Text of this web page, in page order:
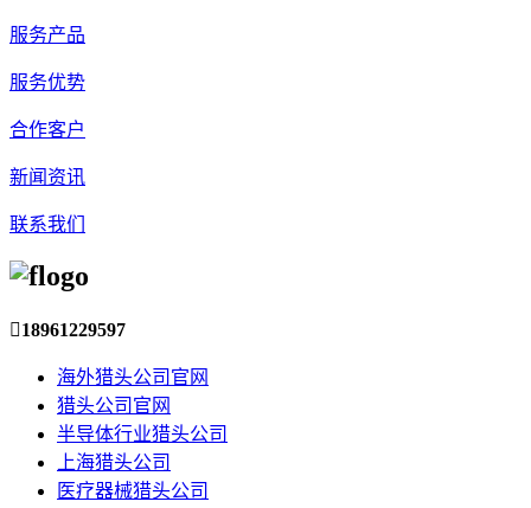
服务产品
服务优势
合作客户
新闻资讯
联系我们
18961229597
海外猎头公司官网
猎头公司官网
半导体行业猎头公司
上海猎头公司
医疗器械猎头公司